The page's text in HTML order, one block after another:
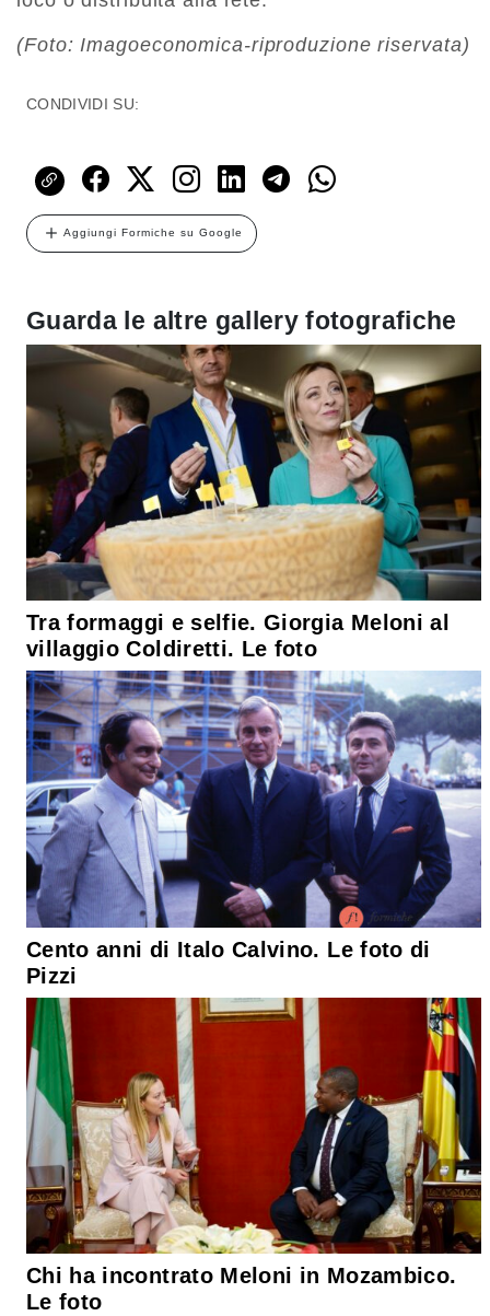
(Foto: Imagoeconomica-riproduzione riservata)
CONDIVIDI SU:
Aggiungi Formiche su Google
Guarda le altre gallery fotografiche
Tra formaggi e selfie. Giorgia Meloni al
villaggio Coldiretti. Le foto
Cento anni di Italo Calvino. Le foto di
Pizzi
Chi ha incontrato Meloni in Mozambico.
Le foto